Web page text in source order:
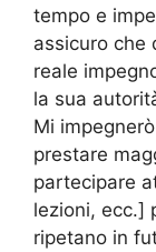
tempo e
assicuro che
reale
la sua
Mi
prestare
partecipare
lezioni, ecc.]
ripetano in